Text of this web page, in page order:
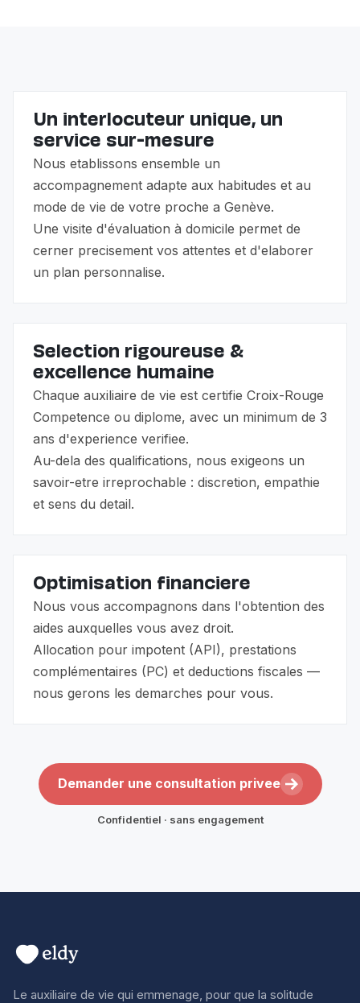
Un interlocuteur unique, un
service sur-mesure
Nous etablissons ensemble un
accompagnement adapte aux habitudes et au
mode de vie de votre proche a Genève.
Une visite d'évaluation à domicile permet de
cerner precisement vos attentes et d'elaborer
un plan personnalise.
Selection rigoureuse &
excellence humaine
Chaque auxiliaire de vie est certifie Croix-Rouge
Competence ou diplome, avec un minimum de 3
ans d'experience verifiee.
Au-dela des qualifications, nous exigeons un
savoir-etre irreprochable : discretion, empathie
et sens du detail.
Optimisation financiere
Nous vous accompagnons dans l'obtention des
aides auxquelles vous avez droit.
Allocation pour impotent (API), prestations
complémentaires (PC) et deductions fiscales —
nous gerons les demarches pour vous.
Demander une consultation privee
Confidentiel · sans engagement
Le auxiliaire de vie qui emmenage, pour que la solitude